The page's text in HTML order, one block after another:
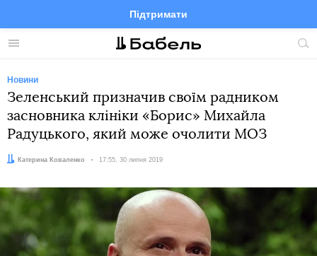
Меню
Підтримати
FacebookTelegramTwitter
Новини
Зеленський призначив своїм радником
засновника клініки «Борис» Михайла
Радуцького, який може очолити МОЗ
Автор:Катерина Коваленко Дата:
17:55, 30 липня 2019